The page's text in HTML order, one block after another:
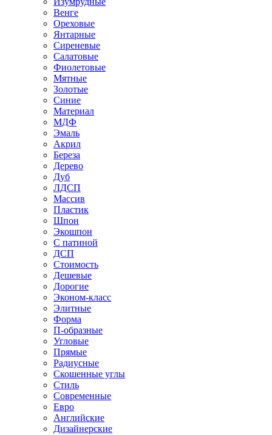
Венге
Ореховые
Янтарные
Сиреневые
Салатовые
Фиолетовые
Мятные
Золотые
Синие
Материал
МДФ
Эмаль
Акрил
Береза
Дерево
Дуб
ЛДСП
Массив
Пластик
Шпон
Экошпон
С патиной
ДСП
Стоимость
Дешевые
Дорогие
Эконом-класс
Элитные
Форма
П-образные
Угловые
Прямые
Радиусные
Скошенные углы
Стиль
Современные
Евро
Английские
Дизайнерские